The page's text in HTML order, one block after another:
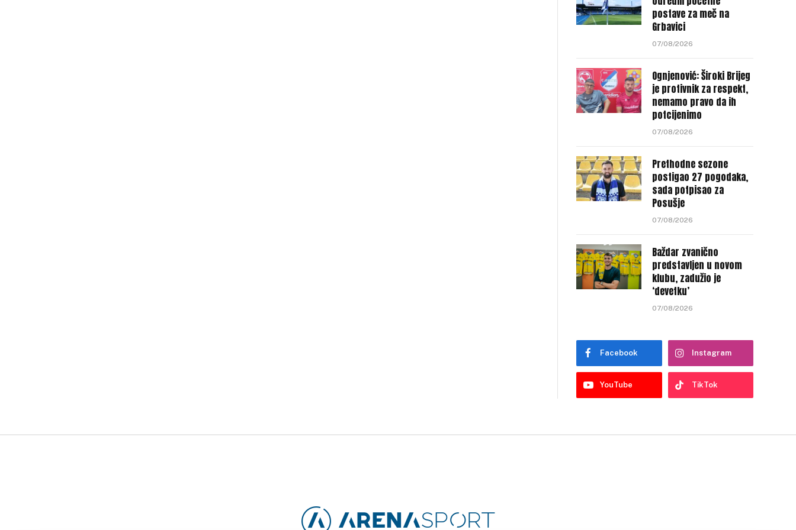
postave za meč na
Grbavici
07/08/2026
Ognjenović: Široki Brijeg
je protivnik za respekt,
nemamo pravo da ih
potcijenimo
07/08/2026
Prethodne sezone
postigao 27 pogodaka,
sada potpisao za
Posušje
07/08/2026
Baždar zvanično
predstavljen u novom
klubu, zadužio je
‘devetku’
07/08/2026
Facebook Instagram
YouTube TikTok